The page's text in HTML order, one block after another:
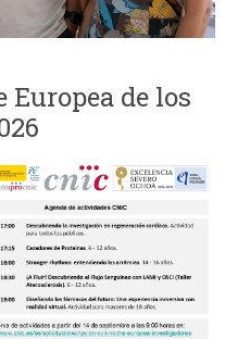
Europea de los